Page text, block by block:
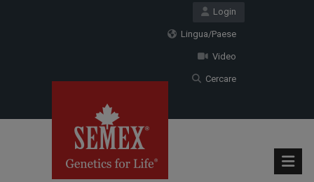
Login
Lingua/Paese
Video
Cercare